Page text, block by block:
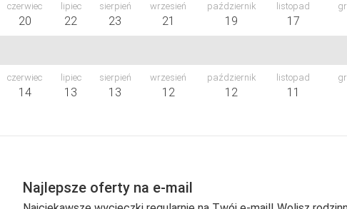
czerwiec
20
lipiec
22
sierpień
23
wrzesień
21
październik
19
listopad
17
czerwiec
14
lipiec
13
sierpień
13
wrzesień
12
październik
12
listopad
11
Najlepsze oferty na e-mail